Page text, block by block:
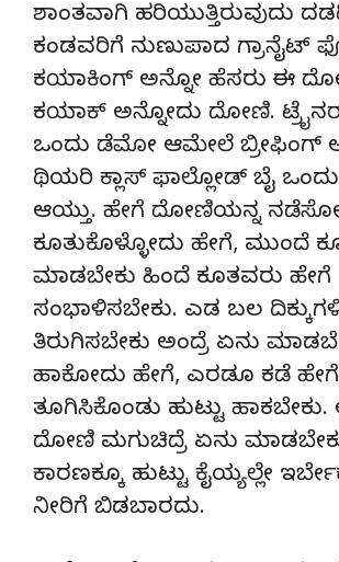
ಶಾಂತವಾಗಿ ಹರಿಯುತ್ತಿರುವುದು
ಕಂಡವರಿಗೆ ನುಣುಪಾದ ಗ್ರಾನೈಟ್
ಕಯಾಕಿಂಗ್ ಅನ್ನೋ ಹೆಸರು ಈ
ಕಯಾಕ್ ಅನ್ನೋದು ದೋಣಿ.
ಒಂದು ಡೆಮೋ ಆಮೇಲೆ ಬ್ರೀಫಿಂಗ್
ಥಿಯರಿ ಕ್ಲಾಸ್ ಫಾಲ್ಲೋಡ್ ಬೈ ಒಂದು
ಆಯ್ತು. ಹೇಗೆ ದೋಣಿಯನ್ನ
ಕೂತುಕೊಳ್ಳೋದು ಹೇಗೆ, ಮುಂದೆ
ಮಾಡಬೇಕು ಹಿಂದೆ ಕೂತವರು ಹೇಗೆ
ಸಂಭಾಳಿಸಬೇಕು. ಎಡ ಬಲ
ತಿರುಗಿಸಬೇಕು ಅಂದ್ರೆ ಏನು
ಹಾಕೋದು ಹೇಗೆ, ಎರಡೂ ಕಡೆ ಹೇಗೆ
ತೂಗಿಸಿಕೊಂಡು ಹುಟ್ಟು
ದೋಣಿ ಮಗುಚಿದ್ರೆ ಏನು
ಕಾರಣಕ್ಕೂ ಹುಟ್ಟು ಕೈಯ್ಯಲ್ಲೇ
ನೀರಿಗೆ ಬಿಡಬಾರದು.